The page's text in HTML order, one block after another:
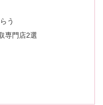
う
専門店2選